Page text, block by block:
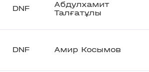
DNF
Абдулхамит
Талғатұлы
DNF Амир Косымов